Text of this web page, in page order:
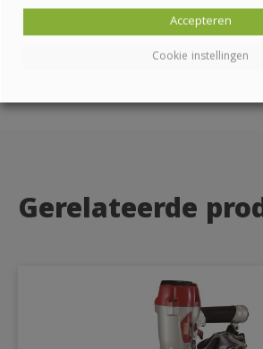
Gerelateerde
Cookie instellingen
Accepteren